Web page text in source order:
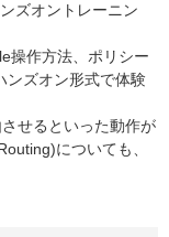
ズオントレーニン
操作方法、ポリシー
ンズオン形式で体験
せるといった動作が
についても、